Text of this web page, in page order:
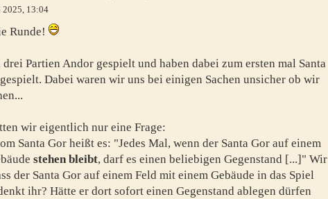
2025, 13:04
Runde!
Partien Andor gespielt und haben dabei zum ersten mal Santa
Dabei waren wir uns bei einigen Sachen unsicher ob wir
wir eigentlich nur eine Frage:
Santa Gor heißt es: "Jedes Mal, wenn der Santa Gor auf einem
stehen bleibt, darf es einen beliebigen Gegenstand [...]" Wir
der Santa Gor auf einem Feld mit einem Gebäude in das Spiel
ihr? Hätte er dort sofort einen Gegenstand ablegen dürfen